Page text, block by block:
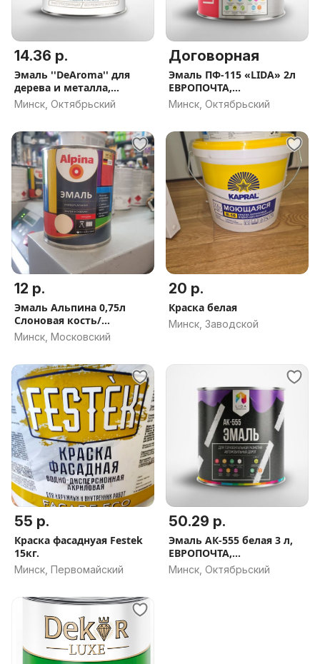
14.36 р.
Эмаль ''DeAroma'' для
дерева и металла,
ЕВРОПОЧТА,
НАЛОЖЕННЫЙ ПЛАТЁЖ
Минск, Октябрьский
Договорная
Эмаль ПФ-115 «LIDA» 2л
ЕВРОПОЧТА,
НАЛОЖЕННЫЙ ПЛАТЁЖ
Минск, Октябрьский
12 р.
Эмаль Альпина 0,75л
Слоновая кость/
Шоколадная/ Черная
Минск, Московский
20 р.
Краска белая
Минск, Заводской
55 р.
Краска фасаднуая Festek
15кг.
Минск, Первомайский
50.29 р.
Эмаль АК-555 белая 3 л,
ЕВРОПОЧТА,
НАЛОЖЕННЫЙ ПЛАТЁЖ
Минск, Октябрьский